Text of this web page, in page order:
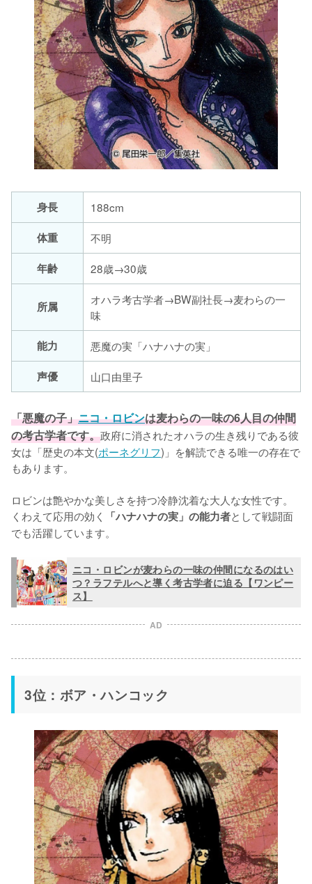
身長
188cm
体重
不明
年齢
28歳→30歳
所属
オハラ考古学者→BW副社長→麦わらの一
味
能力
悪魔の実「ハナハナの実」
声優
山口由里子
「悪魔の子」ニコ・ロビンは麦わらの一味の6人目の仲間
の考古学者です。政府に消されたオハラの生き残りである彼
女は「歴史の本文(ポーネグリフ)」を解読できる唯一の存在で
もあります。
ロビンは艶やかな美しさを持つ冷静沈着な大人な女性です。
くわえて応用の効く
「ハナハナの実」の能力者として戦闘面
でも活躍しています。
ニコ・ロビンが麦わらの一味の仲間になるのはい
つ？ラフテルへと導く考古学者に迫る【ワンピー
ス】
AD
3位：ボア・ハンコック